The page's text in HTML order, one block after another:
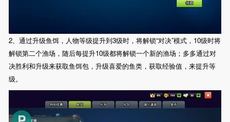
2、通过升级鱼饵，人物等级提升到3级时，将解锁“对决”模式，10级时将
解锁第二个渔场，随后每提升10级都将解锁一个新的渔场；多多通过对
决胜利和升级来获取鱼饵包，升级喜爱的鱼类，获取经验值，来提升等
级。